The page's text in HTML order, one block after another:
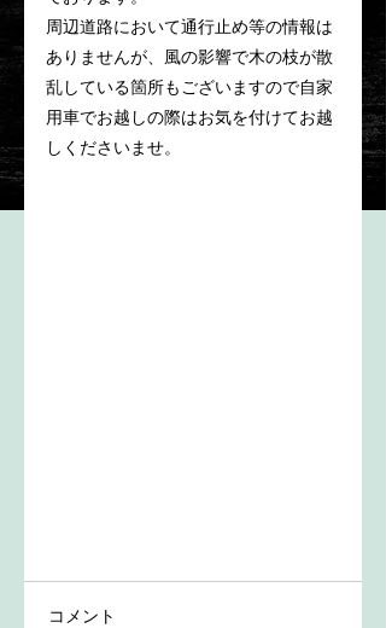
周辺道路において通行止め等の情報は
ありませんが、風の影響で木の枝が散
乱している箇所もございますので自家
用車でお越しの際はお気を付けてお越
しくださいませ。
コメント